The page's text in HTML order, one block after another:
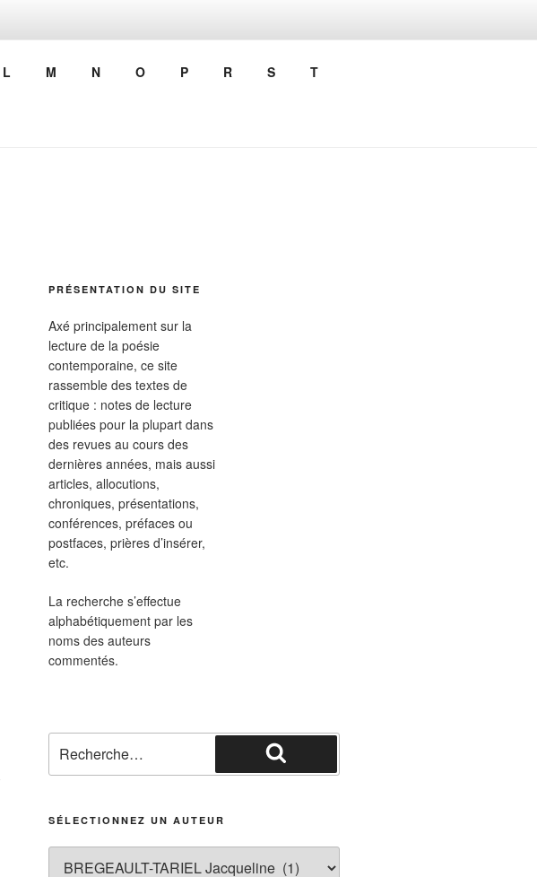
L M N O P R S T
PRÉSENTATION DU SITE
Axé principalement sur la
lecture de la poésie
contemporaine, ce site
rassemble des textes de
critique : notes de lecture
publiées pour la plupart dans
des revues au cours des
dernières années, mais aussi
articles, allocutions,
chroniques, présentations,
conférences, préfaces ou
postfaces, prières d’insérer,
etc.
La recherche s’effectue
alphabétiquement par les
noms des auteurs
commentés.
pour
:
Recherche
SÉLECTIONNEZ UN AUTEUR